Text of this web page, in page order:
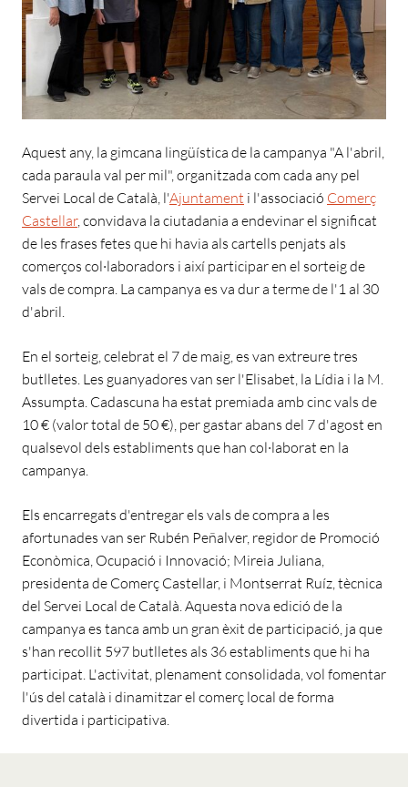
Aquest any, la gimcana lingüística de la campanya "A l'abril,
cada paraula val per mil", organitzada com cada any pel
Servei Local de Català, l'Ajuntament i l'associació Comerç
Castellar, convidava la ciutadania a endevinar el significat
de les frases fetes que hi havia als cartells penjats als
comerços col·laboradors i així participar en el sorteig de
vals de compra. La campanya es va dur a terme de l'1 al 30
d'abril.
En el sorteig, celebrat el 7 de maig, es van extreure tres
butlletes. Les guanyadores van ser l'Elisabet, la Lídia i la M.
Assumpta. Cadascuna ha estat premiada amb cinc vals de
10 € (valor total de 50 €), per gastar abans del 7 d'agost en
qualsevol dels establiments que han col·laborat en la
campanya.
Els encarregats d'entregar els vals de compra a les
afortunades van ser Rubén Peñalver, regidor de Promoció
Econòmica, Ocupació i Innovació; Mireia Juliana,
presidenta de Comerç Castellar, i Montserrat Ruíz, tècnica
del Servei Local de Català. Aquesta nova edició de la
campanya es tanca amb un gran èxit de participació, ja que
s'han recollit 597 butlletes als 36 establiments que hi ha
participat. L'activitat, plenament consolidada, vol fomentar
l'ús del català i dinamitzar el comerç local de forma
divertida i participativa.